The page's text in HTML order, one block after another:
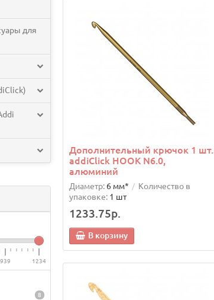
для
939 1234
8
Дополнительный крючок 1 шт.
addiClick HOOK N6.0,
алюминий
Диаметр: 6 мм*
Количество в
упаковке: 1 шт
1233.75р.
В корзину